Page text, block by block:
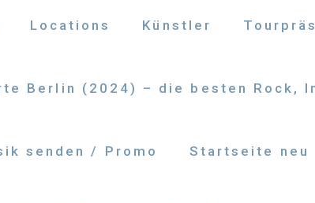
Locations Künstler
Berlin (2024) – die besten Rock,
senden / Promo Startseite neu